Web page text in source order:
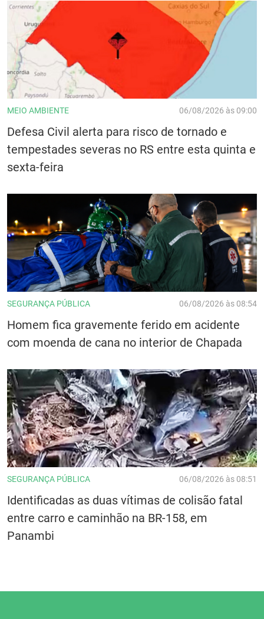
MEIO AMBIENTE 06/08/2026 às 09:00
Defesa Civil alerta para risco de tornado e
tempestades severas no RS entre esta quinta e
sexta-feira
SEGURANÇA PÚBLICA 06/08/2026 às 08:54
Homem fica gravemente ferido em acidente
com moenda de cana no interior de Chapada
SEGURANÇA PÚBLICA 06/08/2026 às 08:51
Identificadas as duas vítimas de colisão fatal
entre carro e caminhão na BR-158, em
Panambi